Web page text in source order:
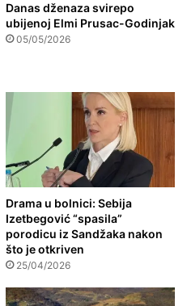
Danas dženaza svirepo
ubijenoj Elmi Prusac-Godinjak
05/05/2026
Drama u bolnici: Sebija
Izetbegović “spasila”
porodicu iz Sandžaka nakon
što je otkriven
25/04/2026